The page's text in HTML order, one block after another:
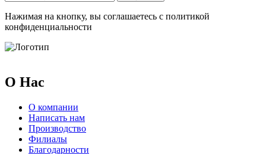
Нажимая на кнопку, вы соглашаетесь с политикой
конфиденциальности
О Нас
О компании
Написать нам
Производство
Филиалы
Благодарности